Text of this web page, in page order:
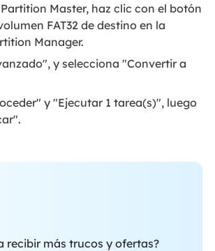
Master, haz clic con el botón
FAT32 de destino en la
Manager.
y selecciona "Convertir a
y "Ejecutar 1 tarea(s)", luego
recibir más trucos y ofertas?